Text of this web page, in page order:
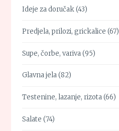
Ideje za doručak(43)
Predjela, prilozi, grickalice (67)
Supe, čorbe, variva(95)
Glavna jela(82)
Testenine, lazanje, rizota(66)
Salate (74)